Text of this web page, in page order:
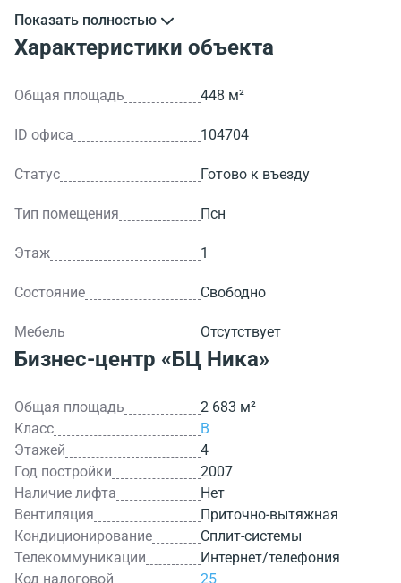
>ID объекта - 104704.
Показать полностью
Характеристики объекта
Общая площадь 448 м²
ID офиса 104704
Статус Готово к въезду
Тип помещения Псн
Этаж 1
Состояние Свободно
Мебель Отсутствует
Бизнес-центр «БЦ Ника»
Общая площадь
2 683 м²
Класс
B
Этажей
4
Год постройки
2007
Наличие лифта
Нет
Вентиляция
Приточно-вытяжная
Кондиционирование
Сплит-системы
Телекоммуникации
Интернет/телефония
Код налоговой
25